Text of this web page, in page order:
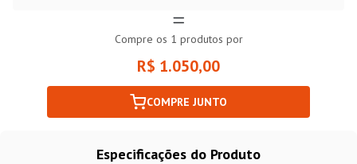
Compre os 1 produtos por
R$ 1.050,00
COMPRE JUNTO
Especificações do Produto